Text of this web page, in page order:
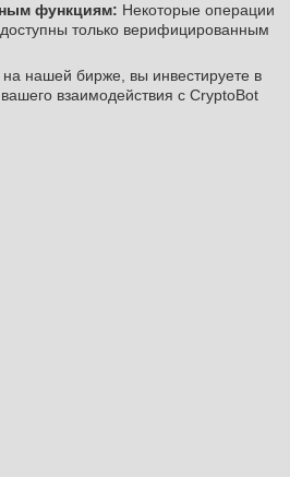
функциям: Некоторые операции
только верифицированным
нашей бирже, вы инвестируете в
взаимодействия с CryptoBot